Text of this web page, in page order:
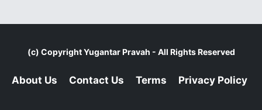
(c) CopyrightYugantar Pravah - All Rights Reserved
About Us Contact Us Terms Privacy Policy